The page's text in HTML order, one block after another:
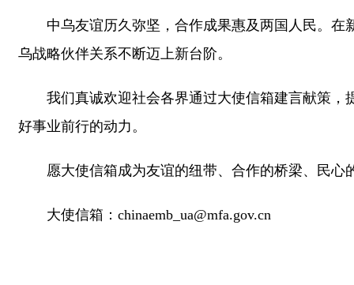
中乌友谊历久弥坚，合作成果惠及两国人民。
乌战略伙伴关系不断迈上新台阶。
我们真诚欢迎社会各界通过大使信箱建言献策
好事业前行的动力。
愿大使信箱成为友谊的纽带、合作的桥梁、民
大使信箱： chinaemb_ua@mfa.gov.cn